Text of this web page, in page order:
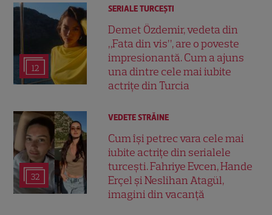
12
SERIALE TURCEŞTI
Demet Özdemir, vedeta din
„Fata din vis”, are o poveste
impresionantă. Cum a ajuns
una dintre cele mai iubite
actrițe din Turcia
32
VEDETE STRĂINE
Cum își petrec vara cele mai
iubite actrițe din serialele
turcești. Fahriye Evcen, Hande
Erçel și Neslihan Atagül,
imagini din vacanță